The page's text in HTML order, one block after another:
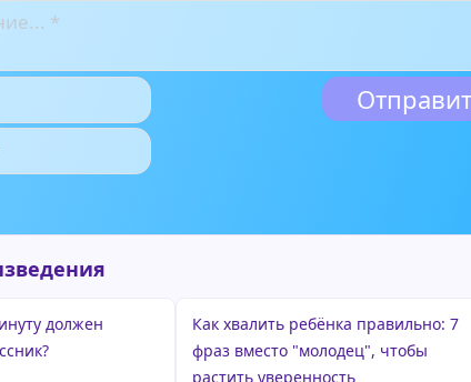
должен
Как хвалить ребёнка правильно: 7
фраз вместо "молодец", чтобы
растить уверенность